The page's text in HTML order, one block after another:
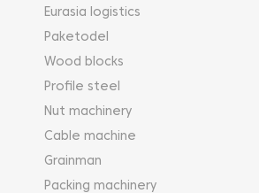
Eurasia logistics
Paketodel
Wood blocks
Profile steel
Nut machinery
Cable machine
Grainman
Packing machinery